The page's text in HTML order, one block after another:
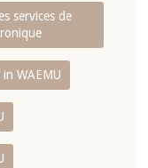
services de
WAEMU